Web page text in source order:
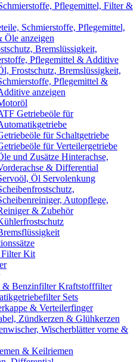
Pflegemittel, Filter &
Schmierstoffe, Pflegemittel,
Öle anzeigen
Bremslüssigkeit,
Pflegemittel & Additive
Frostschutz, Bremslüssigkeit,
Pflegemittel &
anzeigen
Getriebeöle für
für Schaltgetriebe
für Verteilergetriebe
und Zusätze Hinterachse,
& Differential
Öl Servolenkung
Autopflege,
& Zubehör
Filter Kit
& Benzinfilter Kraftstofffilter
Sets
& Verteilerfinger
Zündkerzen & Glühkerzen
Wischerblätter vorne &
& Keilriemen